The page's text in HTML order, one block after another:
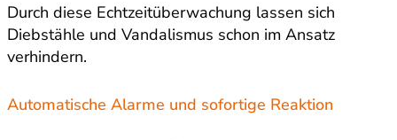
Durch diese Echtzeitüberwachung lassen sich
Diebstähle und Vandalismus schon im Ansatz
verhindern.
Automatische Alarme und sofortige Reaktion